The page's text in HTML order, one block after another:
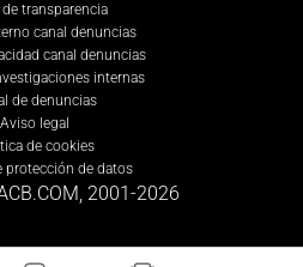
de transparencia
canal denuncias
canal denuncias
internas
de denuncias
Aviso legal
de cookies
protección de datos
2001-2026